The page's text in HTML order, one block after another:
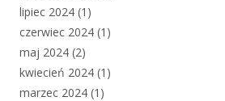
lipiec 2024 (1)
czerwiec 2024 (1)
maj 2024 (2)
kwiecień 2024 (1)
marzec 2024 (1)